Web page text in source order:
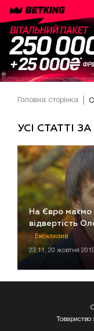
Головна сторінка
УСІ СТАТТІ
На Євро
відвертість
Ексклюзив
23:11, 20 жовтня 2019